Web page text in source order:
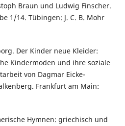
Braun und Ludwig Finscher.
1/14. Tübingen: J. C. B. Mohr
Der Kinder neue Kleider:
Kindermoden und ihre soziale
von Dagmar Eicke-
Frankfurt am Main:
Hymnen: griechisch und